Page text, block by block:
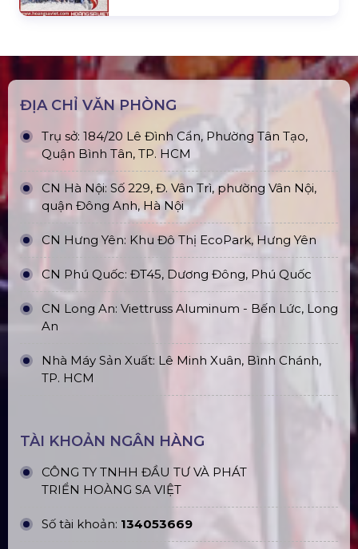
ĐỊA CHỈ VĂN PHÒNG
Trụ sở: 184/20 Lê Đình Cẩn, Phường Tân Tạo,
Quận Bình Tân, TP. HCM
CN Hà Nội: Số 229, Đ. Vân Trì, phường Vân Nội,
quận Đông Anh, Hà Nội
CN Hưng Yên: Khu Đô Thị EcoPark, Hưng Yên
CN Phú Quốc: ĐT45, Dương Đông, Phú Quốc
CN Long An: Viettruss Aluminum - Bến Lức, Long
An
Nhà Máy Sản Xuất: Lê Minh Xuân, Bình Chánh,
TP. HCM
TÀI KHOẢN NGÂN HÀNG
CÔNG TY TNHH ĐẦU TƯ VÀ PHÁT
TRIỂN HOÀNG SA VIỆT
Số tài khoản: 134053669